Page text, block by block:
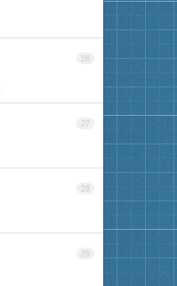
26
27
28
29